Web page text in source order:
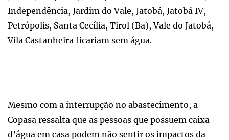
Independência, Jardim do Vale, Jatobá, Jatobá IV,
Petrópolis, Santa Cecília, Tirol (Ba), Vale do Jatobá,
Vila Castanheira ficariam sem água.
Mesmo com a interrupção no abastecimento, a
Copasa ressalta que as pessoas que possuem caixa
d’água em casa podem não sentir os impactos da